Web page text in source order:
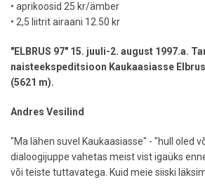
• aprikoosid 25 kr/ämber
• 2,5 liitrit airaani 12.50 kr
"ELBRUS 97" 15. juuli-2. august 1997.a.
naisteekspeditsioon Kaukaasiasse
(5621 m).
Andres Vesilind
"Ma lähen suvel Kaukaasiasse" - "hull oled
dialoogijuppe vahetas meist vist igaüks
või teiste tuttavatega. Kuid meie siiski